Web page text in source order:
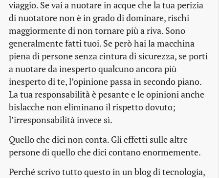
viaggio. Se vai a nuotare in acque che la tua perizia
di nuotatore non è in grado di dominare, rischi
maggiormente di non tornare più a riva. Sono
generalmente fatti tuoi. Se però hai la macchina
piena di persone senza cintura di sicurezza, se porti
a nuotare da inesperto qualcuno ancora più
inesperto di te, l’opinione passa in secondo piano.
La tua responsabilità è pesante e le opinioni anche
bislacche non eliminano il rispetto dovuto;
l’irresponsabilità invece sì.
Quello che dici non conta. Gli effetti sulle altre
persone di quello che dici contano enormemente.
Perché scrivo tutto questo in un blog di tecnologia,